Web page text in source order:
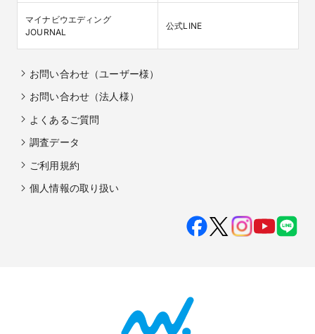
マイナビウエディング
JOURNAL
公式LINE
お問い合わせ（ユーザー様）
お問い合わせ（法人様）
よくあるご質問
調査データ
ご利用規約
個人情報の取り扱い